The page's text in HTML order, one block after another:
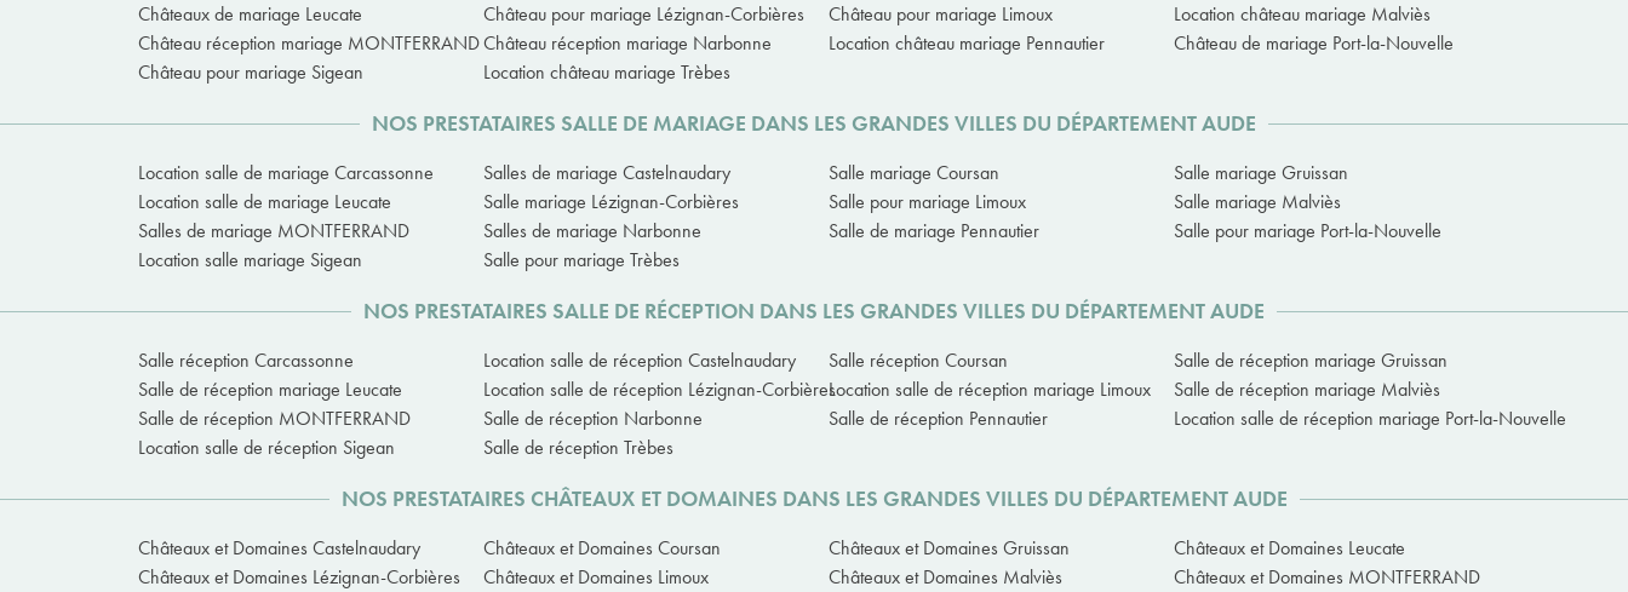
Châteaux de mariage Leucate
Château pour mariage Lézignan-Corbières Château pour mariage Limoux
Location château mariage Malviès
Château réception mariage MONTFERRANDChâteau réception mariage Narbonne Location château mariage Pennautier
Château de mariage Port-la-Nouvelle
Château pour mariage Sigean
Location château mariage Trèbes
NOS PRESTATAIRES SALLE DE MARIAGE DANS LES GRANDES VILLES DU DÉPARTEMENT AUDE
Location salle de mariage Carcassonne Salles de mariage Castelnaudary Salle mariage Coursan
Salle mariage Gruissan
Location salle de mariage Leucate
Salle mariage Lézignan-Corbières Salle pour mariage Limoux
Salle mariage Malviès
Salles de mariage MONTFERRAND
Salles de mariage Narbonne Salle de mariage Pennautier
Salle pour mariage Port-la-Nouvelle
Location salle mariage Sigean
Salle pour mariage Trèbes
NOS PRESTATAIRES SALLE DE RÉCEPTION DANS LES GRANDES VILLES DU DÉPARTEMENT AUDE
Salle réception Carcassonne Location salle de réception Castelnaudary Salle réception Coursan
Salle de réception mariage Gruissan
Salle de réception mariage Leucate
Location salle de réception Lézignan-CorbièresLocation salle de réception mariage Limoux
Salle de réception mariage Malviès
Salle de réception MONTFERRAND
Salle de réception Narbonne Salle de réception Pennautier
Location salle de réception mariage Port-la-Nouvelle
Location salle de réception Sigean
Salle de réception Trèbes
NOS PRESTATAIRES CHÂTEAUX ET DOMAINES DANS LES GRANDES VILLES DU DÉPARTEMENT AUDE
Châteaux et Domaines Castelnaudary Châteaux et Domaines Coursan Châteaux et Domaines Gruissan
Châteaux et Domaines Leucate
Châteaux et Domaines Lézignan-Corbières
Châteaux et Domaines Limoux Châteaux et Domaines Malviès
Châteaux et Domaines MONTFERRAND